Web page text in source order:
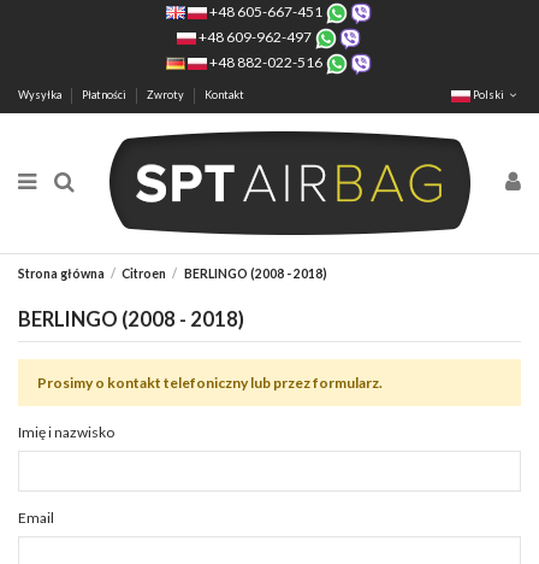
+48 605-667-451
+48 609-962-497
+48 882-022-516
Wysyłka Płatności Zwroty Kontakt Polski
Strona główna Citroen BERLINGO (2008 - 2018)
BERLINGO (2008 - 2018)
Prosimy o kontakt telefoniczny lub przez formularz.
Imię i nazwisko
Email